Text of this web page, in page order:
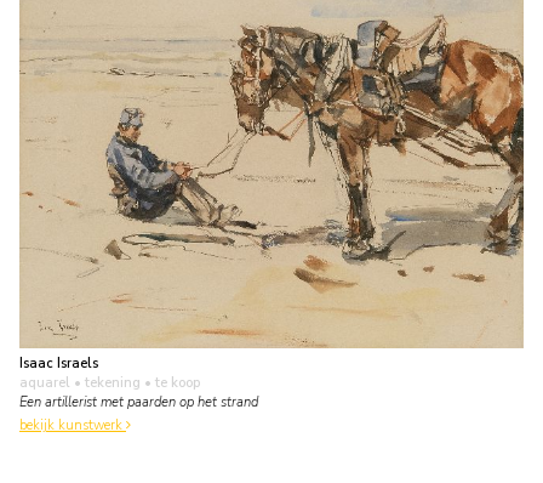
Isaac Israels
aquarel • tekening • te koop
Een artillerist met paarden op het strand
bekijk kunstwerk